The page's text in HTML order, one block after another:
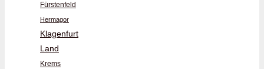
Fürstenfeld
Hermagor
Klagenfurt
Land
Krems